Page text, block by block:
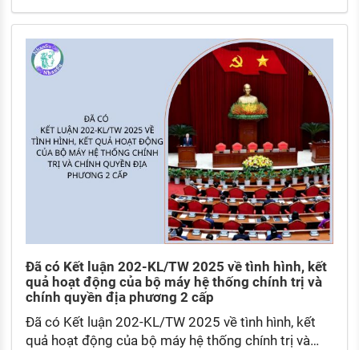
Đã có Kết luận 202-KL/TW 2025 về tình hình, kết
quả hoạt động của bộ máy hệ thống chính trị và
chính quyền địa phương 2 cấp
Đã có Kết luận 202-KL/TW 2025 về tình hình, kết
quả hoạt động của bộ máy hệ thống chính trị và